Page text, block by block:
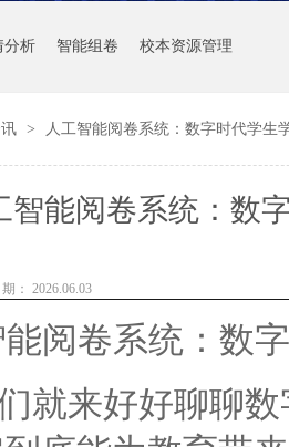
分析 智能组卷 校本资源管理
> 人工智能阅卷系统：数字时代学生
智能阅卷系统：数
： 2026.06.03
能阅卷系统：数
来好好聊聊数